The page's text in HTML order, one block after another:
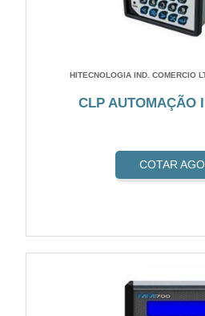
HITECNOLOGIA IND. COMERCIO
CLP AUTOMAÇÃO
COTAR